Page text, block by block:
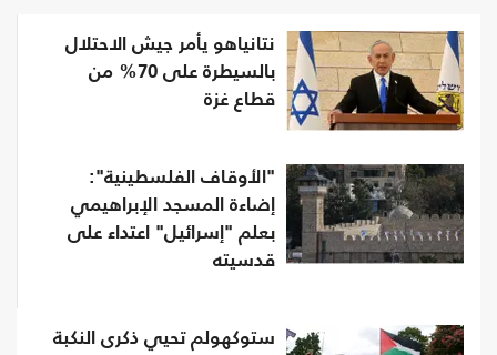
نتانياهو يأمر جيش الاحتلال
بالسيطرة على 70% من
قطاع غزة
"الأوقاف الفلسطينية":
إضاءة المسجد الإبراهيمي
بعلم "إسرائيل" اعتداء على
قدسيته
ستوكهولم تحيي ذكرى النكبة